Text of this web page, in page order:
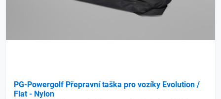
PG-Powergolf Přepravní taška pro vozíky Evolution /
Flat - Nylon